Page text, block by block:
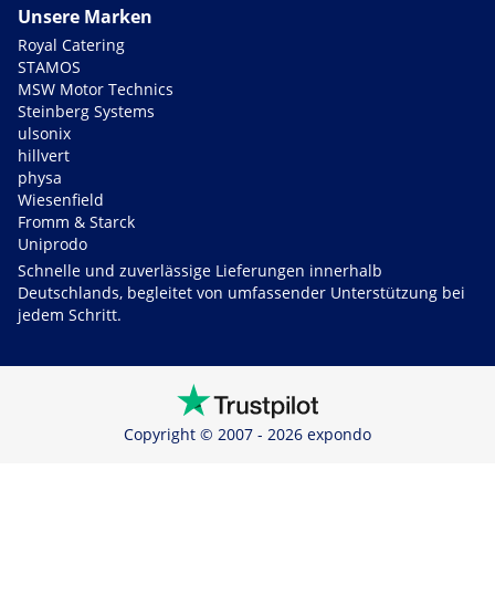
Unsere Marken
Royal Catering
STAMOS
MSW Motor Technics
Steinberg Systems
ulsonix
hillvert
physa
Wiesenfield
Fromm & Starck
Uniprodo
Schnelle und zuverlässige Lieferungen innerhalb
Deutschlands, begleitet von umfassender Unterstützung bei
jedem Schritt.
Copyright © 2007 - 2026 expondo